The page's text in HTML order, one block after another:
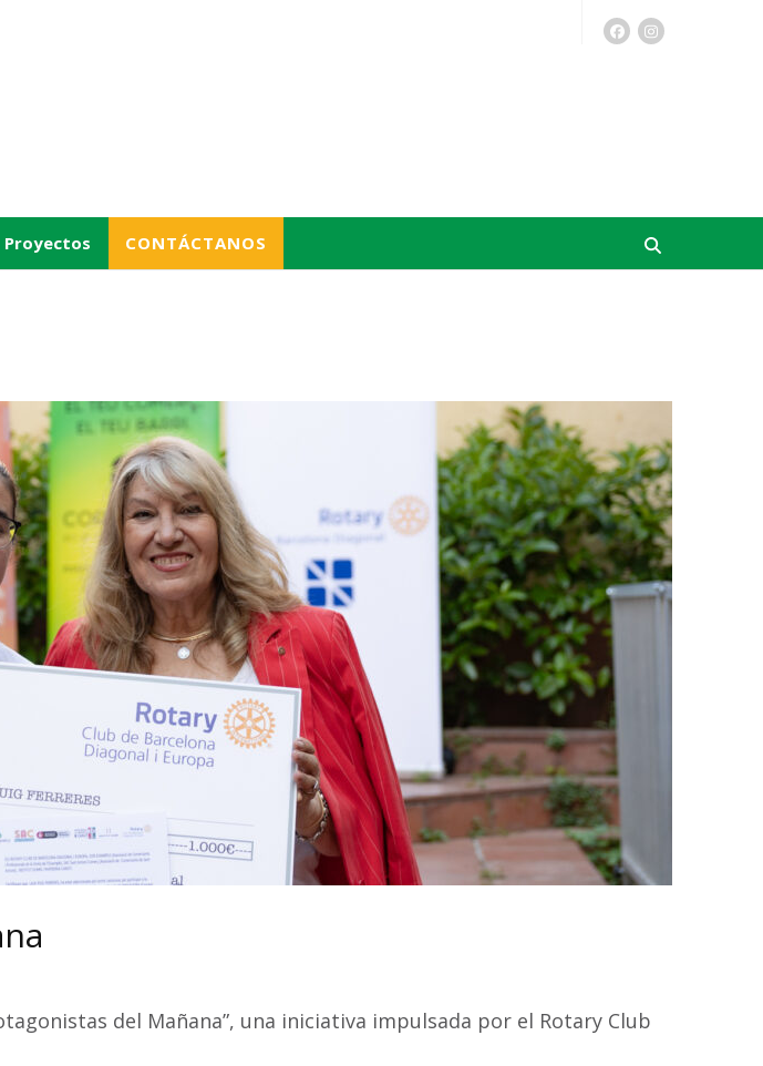
Proyectos CONTÁCTANOS
del Mañana”, una iniciativa impulsada por el Rotary Club